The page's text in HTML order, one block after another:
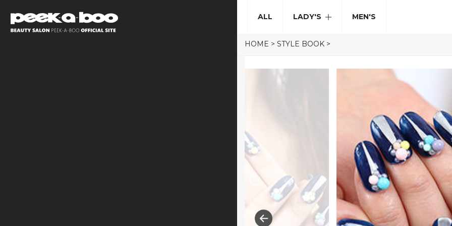
ALL LADY'S MEN'S
HOME >STYLE BOOK >